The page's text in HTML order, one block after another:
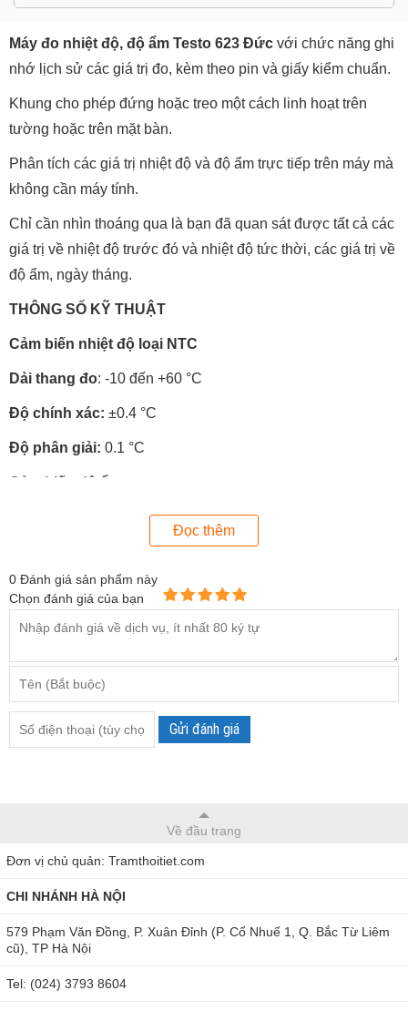
Máy đo nhiệt độ, độ ẩm Testo 623 Đức với chức năng ghi
nhớ lịch sử các giá trị đo, kèm theo pin và giấy kiểm chuẩn.
Khung cho phép đứng hoặc treo một cách linh hoạt trên
tường hoặc trên mặt bàn.
Phân tích các giá trị nhiệt độ và độ ẩm trực tiếp trên máy mà
không cần máy tính.
Chỉ cần nhìn thoáng qua là bạn đã quan sát được tất cả các
giá trị về nhiệt độ trước đó và nhiệt độ tức thời, các giá trị về
độ ẩm, ngày tháng.
THÔNG SỐ KỸ THUẬT
Cảm biến nhiệt độ loại NTC
Dải thang đo: -10 đến +60 °C
Độ chính xác: ±0.4 °C
Độ phân giải: 0.1 °C
Cảm biến độ ẩm
0 đến 100 %RH
±2 %RH tại +25 °C (10 … 90 %RH), ±3 %RH
(dải đo còn lại)
Độ phân giải: 0.1 %RH
Nhiệt độ làm việc:
Kích thước:185 x 105 x 36 mm
Đọc thêm
0 Đánh giá sản phẩm này
Chọn đánh giá của bạn
Gửi đánh giá
Về đầu trang
Đơn vị chủ quản: Tramthoitiet.com
CHI NHÁNH HÀ NỘI
579 Phạm Văn Đồng, P. Xuân Đỉnh (P. Cổ Nhuế 1, Q. Bắc Từ Liêm
cũ), TP Hà Nội
Tel: (024) 3793 8604